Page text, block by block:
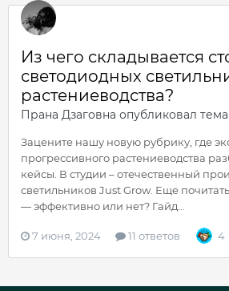
Из чего складывается
светодиодных
растениеводства?
Прана Дзаговна опубликовал
Зацените нашу новую рубрику, где
прогрессивного растениеводства
кейсы. В студии – отечественный
светильников Just Grow. Еще
— эффективно или нет? Гайд...
7 июня, 2024 11 ответов 4